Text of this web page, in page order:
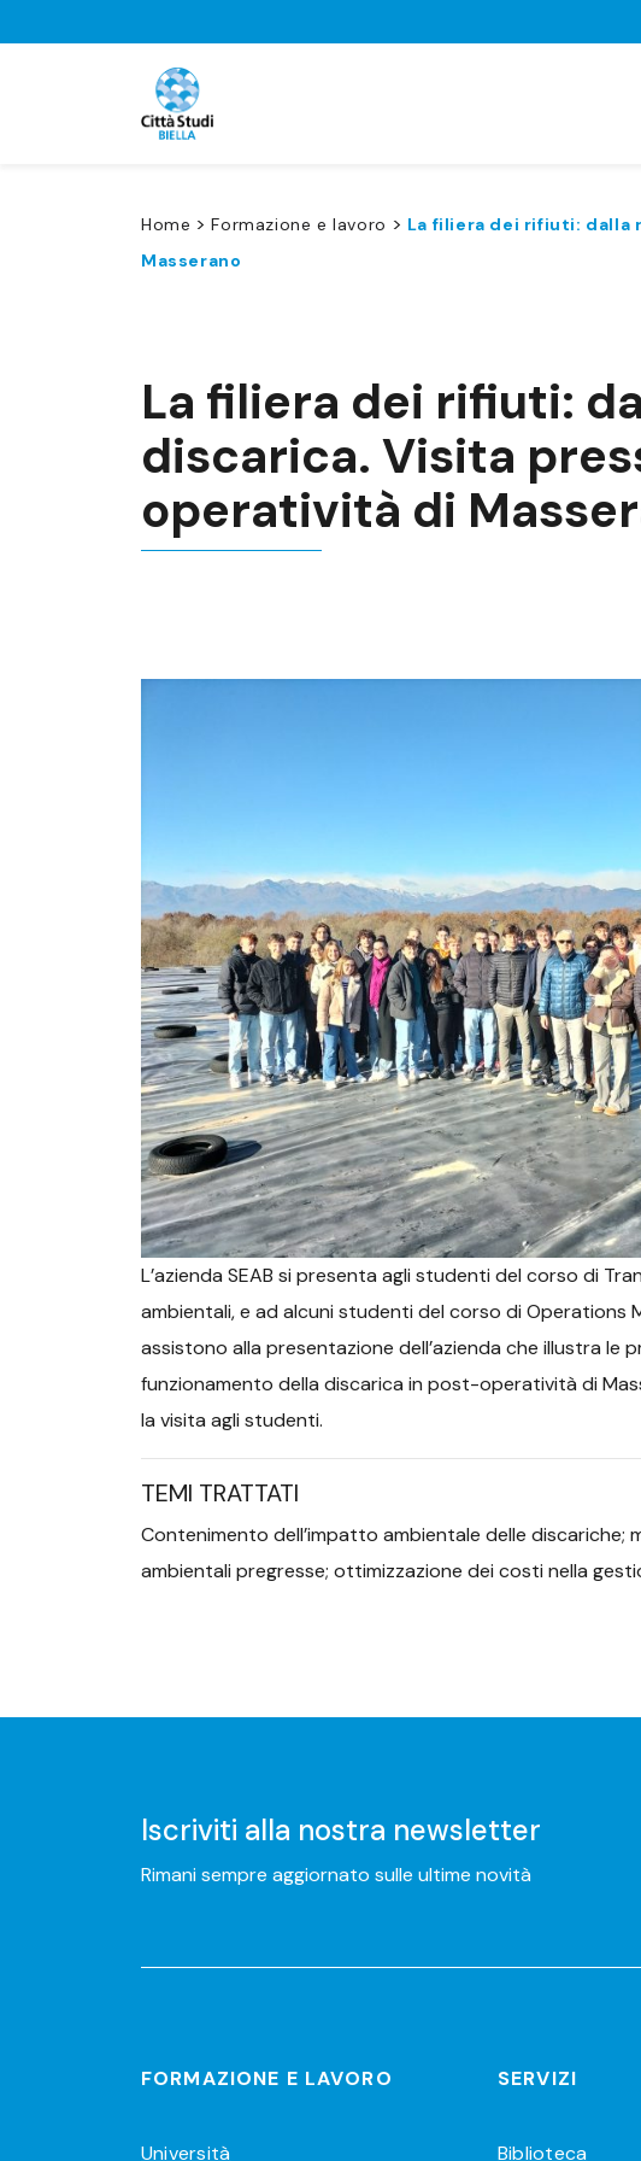
Home >Formazione e lavoro > La filiera dei rifiuti: dalla
Masserano
La filiera dei rifiuti:
discarica. Visita
operatività di
L’azienda SEAB si presenta agli studenti del corso di
ambientali, e ad alcuni studenti del corso di Operations
assistono alla presentazione dell’azienda che illustra le
funzionamento della discarica in post-operatività di
la visita agli studenti.
TEMI TRATTATI
Contenimento dell’impatto ambientale delle
ambientali pregresse; ottimizzazione dei costi nella
Iscriviti alla nostra newsletter
Rimani sempre aggiornato sulle ultime novità
FORMAZIONE E LAVORO
Università
SERVIZI
Biblioteca